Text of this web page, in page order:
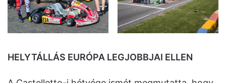
HELYTÁLLÁS EURÓPA LEGJOBBJAI ELLEN